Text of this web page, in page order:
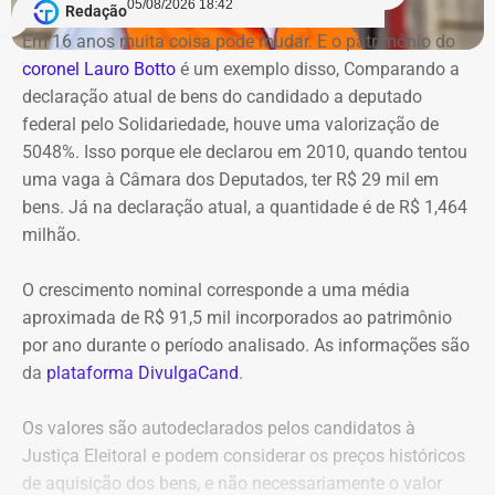
Na avaliação dos auditores, o conjunto das evidências
aponta indícios relevantes de irregularidades na execução
e fiscalização contratual, além de fragilidades na
confiabilidade das informações produzidas. O relatório
foi encaminhado ao Ministério Público, ao Tribunal de
Contas e ao Conselho Administrativo de Defesa
Econômica (Cade).
Nova gestão amplia pente-fino no
instituto
As novas suspeitas surgem menos de um mês após o
Ministério Público que investigou um suposto esquema
de desvio de recursos públicos de aproximadamente R$
na circulação de ônibus pela região. Ainda segundo o
COR, uma faixa de rolamento da pista está ocupada para
que os bombeiros possam atuar no combate às chamas.
Equipes do quartel do Grajaú do Corpo de Bombeiros
seguem no local trabalhando para controlar o incêndio.
Até o momento, não há informação sobre feridos.
Também não se sabe o que causou o fogo na área.
Redação05/08/2026 18:42
Em 16 anos muita coisa pode mudar. E o patrimônio do
coronel Lauro Botto é um exemplo disso, Comparando a
declaração atual de bens do candidado a deputado
federal pelo Solidariedade, houve uma valorização de
5048%. Isso porque ele declarou em 2010, quando tentou
uma vaga à Câmara dos Deputados, ter R$ 29 mil em
bens. Já na declaração atual, a quantidade é de R$ 1,464
milhão.
O crescimento nominal corresponde a uma média
aproximada de R$ 91,5 mil incorporados ao patrimônio
por ano durante o período analisado. As informações são
da plataforma DivulgaCand.
Os valores são autodeclarados pelos candidatos à
Justiça Eleitoral e podem considerar os preços históricos
de aquisição dos bens, e não necessariamente o valor